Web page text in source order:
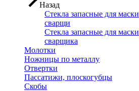
Назад
Стекла запасные для маски
сварщи
Стекла запасные для маски
сварщика
Молотки
Ножницы по металлу
Отвертки
Пассатижи, плоскогубцы
Скобы